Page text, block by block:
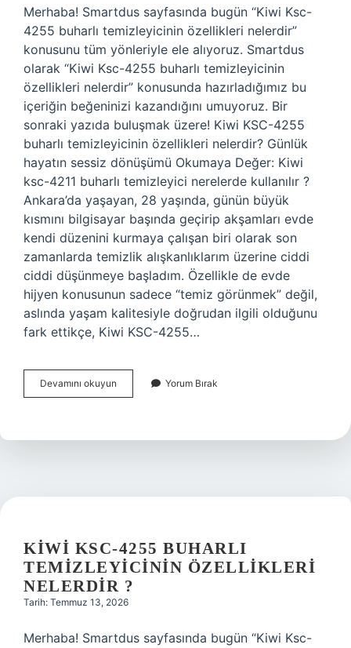
Merhaba! Smartdus sayfasında bugün “Kiwi Ksc-
4255 buharlı temizleyicinin özellikleri nelerdir”
konusunu tüm yönleriyle ele alıyoruz. Smartdus
olarak “Kiwi Ksc-4255 buharlı temizleyicinin
özellikleri nelerdir” konusunda hazırladığımız bu
içeriğin beğeninizi kazandığını umuyoruz. Bir
sonraki yazıda buluşmak üzere! Kiwi KSC-4255
buharlı temizleyicinin özellikleri nelerdir? Günlük
hayatın sessiz dönüşümü Okumaya Değer: Kiwi
ksc-4211 buharlı temizleyici nerelerde kullanılır ?
Ankara’da yaşayan, 28 yaşında, günün büyük
kısmını bilgisayar başında geçirip akşamları evde
kendi düzenini kurmaya çalışan biri olarak son
zamanlarda temizlik alışkanlıklarım üzerine ciddi
ciddi düşünmeye başladım. Özellikle de evde
hijyen konusunun sadece “temiz görünmek” değil,
aslında yaşam kalitesiyle doğrudan ilgili olduğunu
fark ettikçe, Kiwi KSC-4255…
Devamını okuyun
Ksc-
temizleyicinin
Yorum Bırak
KIWI KSC-4255 BUHARLI
TEMIZLEYICININ ÖZELLIKLERI
NELERDIR ?
Tarih: Temmuz 13, 2026
Merhaba! Smartdus sayfasında bugün “Kiwi Ksc-